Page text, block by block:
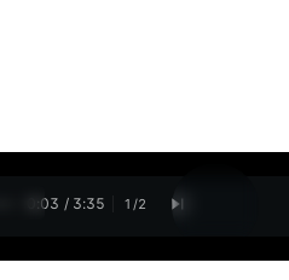
0:04 / 3:35 1 /2